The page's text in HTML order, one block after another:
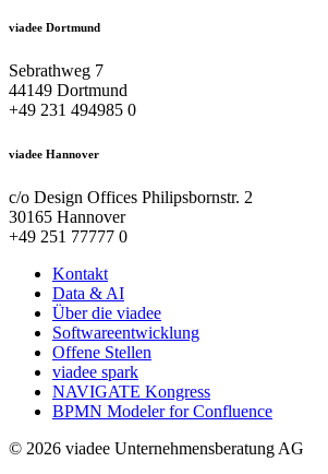
viadee Dortmund
Sebrathweg 7
44149 Dortmund
+49 231 494985 0
viadee Hannover
c/o Design Offices Philipsbornstr. 2
30165 Hannover
+49 251 77777 0
Kontakt
Data & AI
Über die viadee
Softwareentwicklung
Offene Stellen
viadee spark
NAVIGATE Kongress
BPMN Modeler for Confluence
© 2026 viadee Unternehmensberatung AG